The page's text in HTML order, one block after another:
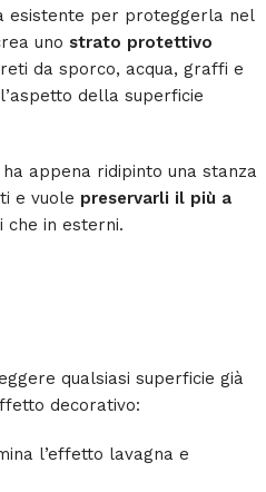
esistente per proteggerla nel
uno strato protettivo
da sporco, acqua, graffi e
della superficie
appena ridipinto una stanza
e vuole preservarli il più a
che in esterni.
qualsiasi superficie già
decorativo:
l’effetto lavagna e